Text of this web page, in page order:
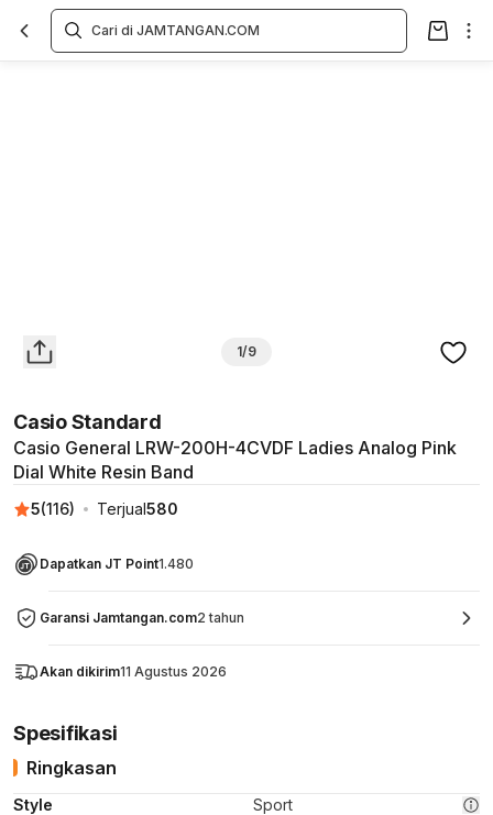
1/9
Casio Standard
Casio General LRW-200H-4CVDF Ladies Analog Pink
Dial White Resin Band
5(116) Terjual580
Dapatkan JT Point1.480
Garansi Jamtangan.com2 tahun
Akan dikirim11 Agustus 2026
Spesifikasi
Ringkasan
Style Sport